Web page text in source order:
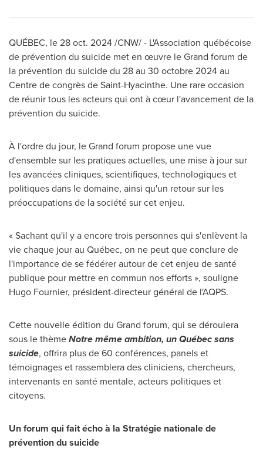
QUÉBEC, le28 oct. 2024/CNW/ - L'Association québécoise
de prévention du suicide met en œuvre le Grand forum de
la prévention du suicide du 28 au 30 octobre 2024 au
Centre de congrès deSaint-Hyacinthe. Une rare occasion
de réunir tous les acteurs qui ont à cœur l'avancement de la
prévention du suicide.
À l'ordre du jour, le Grand forum propose une vue
d'ensemble sur les pratiques actuelles, une mise à jour sur
les avancées cliniques, scientifiques, technologiques et
politiques dans le domaine, ainsi qu'un retour sur les
préoccupations de la société sur cet enjeu.
« Sachant qu'il y a encore trois personnes qui s'enlèvent la
vie chaque jour au Québec, on ne peut que conclure de
l'importance de se fédérer autour de cet enjeu de santé
publique pour mettre en commun nos efforts », souligne
Hugo Fournier, président-directeur général de l'AQPS.
Cette nouvelle édition du Grand forum, qui se déroulera
sous le thèmeNotre même ambition, un Québec sans
suicide, offrira plus de 60 conférences, panels et
témoignages et rassemblera des cliniciens, chercheurs,
intervenants en santé mentale, acteurs politiques et
citoyens.
Un forum qui fait écho à la Stratégie nationale de
prévention du suicide